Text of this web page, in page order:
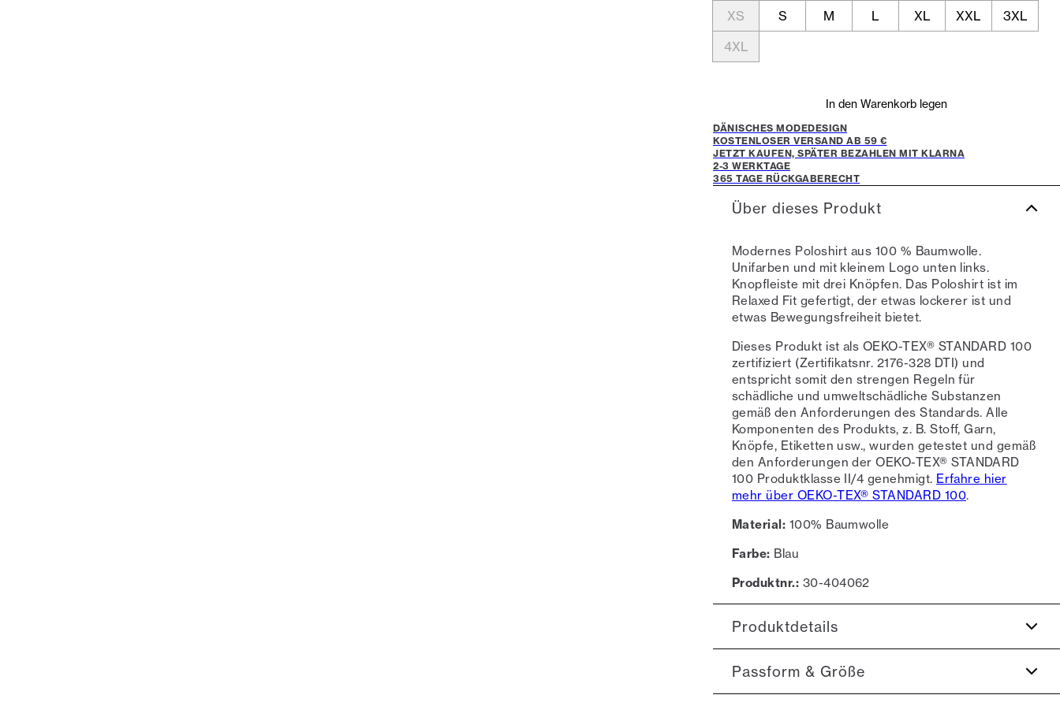
XS S M L XL XXL
3XL
4XL
In den Warenkorb legen
DÄNISCHES MODEDESIGN
KOSTENLOSER VERSAND AB 59 €
JETZT KAUFEN, SPÄTER BEZAHLEN MIT KLARNA
2-3 WERKTAGE
365 TAGE RÜCKGABERECHT
Über dieses Produkt
Modernes Poloshirt aus 100 % Baumwolle.
Unifarben und mit kleinem Logo unten links.
Knopfleiste mit drei Knöpfen. Das Poloshirt ist im
Relaxed Fit gefertigt, der etwas lockerer ist und
etwas Bewegungsfreiheit bietet.
Dieses Produkt ist als OEKO-TEX® STANDARD 100
zertifiziert (Zertifikatsnr. 2176-328 DTI) und
entspricht somit den strengen Regeln für
schädliche und umweltschädliche Substanzen
gemäß den Anforderungen des Standards. Alle
Komponenten des Produkts, z. B. Stoff, Garn,
Knöpfe, Etiketten usw., wurden getestet und gemäß
den Anforderungen der OEKO-TEX® STANDARD
100 Produktklasse II/4 genehmigt. Erfahre hier
mehr über OEKO-TEX® STANDARD 100.
Material: 100% Baumwolle
Farbe: Blau
Produktnr.: 30-404062
Produktdetails
Knopfleiste mit drei Knöpfen.
Aus 100% Baumwolle.
Passform & Größe